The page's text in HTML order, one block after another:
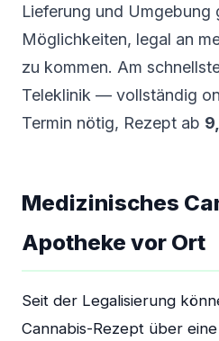
Lieferung und Umgebung
Möglichkeiten, legal an
zu kommen. Am
Teleklinik — vollständig
Termin nötig, Rezept ab
Medizinisches
Apotheke vor Ort
Seit der Legalisierung
Cannabis-Rezept über